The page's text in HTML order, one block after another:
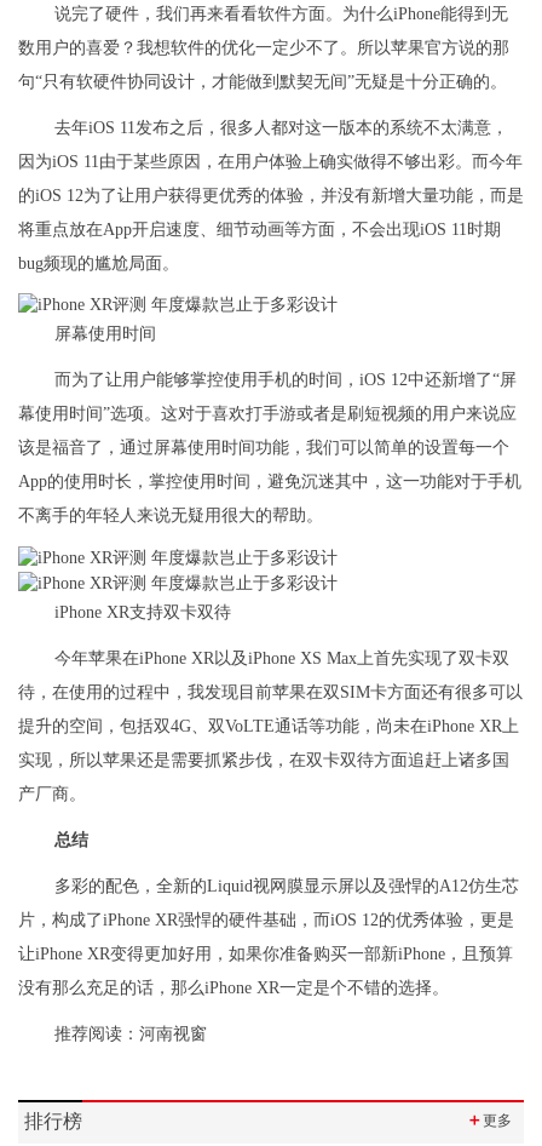
说完了硬件，我们再来看看软件方面。为什么iPhone能得到无
数用户的喜爱？我想软件的优化一定少不了。所以苹果官方说的那
句“只有软硬件协同设计，才能做到默契无间”无疑是十分正确的。
去年iOS 11发布之后，很多人都对这一版本的系统不太满意，
因为iOS 11由于某些原因，在用户体验上确实做得不够出彩。而今年
的iOS 12为了让用户获得更优秀的体验，并没有新增大量功能，而是
将重点放在App开启速度、细节动画等方面，不会出现iOS 11时期
bug频现的尴尬局面。
屏幕使用时间
而为了让用户能够掌控使用手机的时间，iOS 12中还新增了“屏
幕使用时间”选项。这对于喜欢打手游或者是刷短视频的用户来说应
该是福音了，通过屏幕使用时间功能，我们可以简单的设置每一个
App的使用时长，掌控使用时间，避免沉迷其中，这一功能对于手机
不离手的年轻人来说无疑用很大的帮助。
iPhone XR支持双卡双待
今年苹果在iPhone XR以及iPhone XS Max上首先实现了双卡双
待，在使用的过程中，我发现目前苹果在双SIM卡方面还有很多可以
提升的空间，包括双4G、双VoLTE通话等功能，尚未在iPhone XR上
实现，所以苹果还是需要抓紧步伐，在双卡双待方面追赶上诸多国
产厂商。
总结
多彩的配色，全新的Liquid视网膜显示屏以及强悍的A12仿生芯
片，构成了iPhone XR强悍的硬件基础，而iOS 12的优秀体验，更是
让iPhone XR变得更加好用，如果你准备购买一部新iPhone，且预算
没有那么充足的话，那么iPhone XR一定是个不错的选择。
推荐阅读： 河南视窗
排行榜 ＋更多